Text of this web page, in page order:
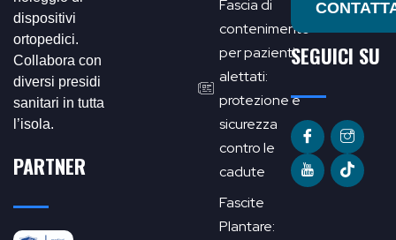
dispositivi
ortopedici.
Collabora con
diversi presidi
sanitari in tutta
l’isola.
PARTNER
Fascia di
contenimento
per pazienti
alettati:
protezione e
sicurezza
contro le
cadute
Fascite
Plantare:
SEGUICI SU